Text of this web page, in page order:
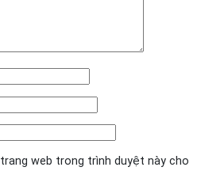
web trong trình duyệt này cho